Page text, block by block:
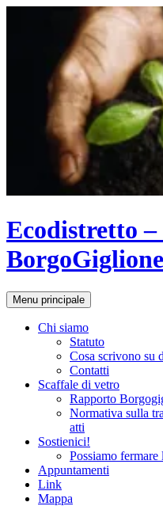
Ecodistretto
BorgoGiglione
Cerca
Menu principale
Chi siamo
Statuto
Cosa scrivono su
Contatti
Scaffale di vetro
Rapporto
Normativa sulla
atti
Sostienici!
Possiamo
Appuntamenti
Link
Mappa